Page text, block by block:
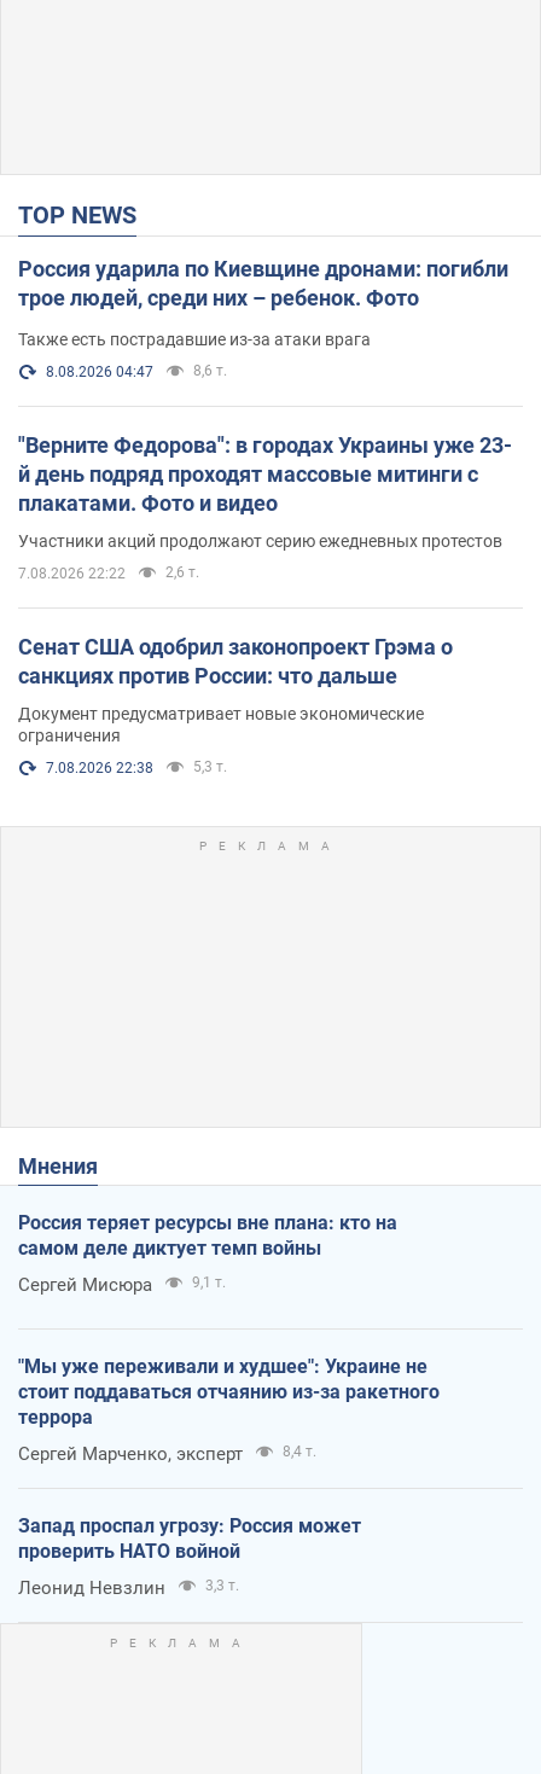
TOP NEWS
Россия ударила по Киевщине дронами: погибли
трое людей, среди них – ребенок. Фото
Также есть пострадавшие из-за атаки врага
8.08.2026 04:47 8,6 т.
"Верните Федорова": в городах Украины уже 23-
й день подряд проходят массовые митинги с
плакатами. Фото и видео
Участники акций продолжают серию ежедневных протестов
7.08.2026 22:22 2,6 т.
Сенат США одобрил законопроект Грэма о
санкциях против России: что дальше
Документ предусматривает новые экономические
ограничения
7.08.2026 22:38 5,3 т.
Мнения
Россия теряет ресурсы вне плана: кто на
самом деле диктует темп войны
Сергей Мисюра 9,1 т.
"Мы уже переживали и худшее": Украине не
стоит поддаваться отчаянию из-за ракетного
террора
Сергей Марченко, эксперт 8,4 т.
Запад проспал угрозу: Россия может
проверить НАТО войной
Леонид Невзлин 3,3 т.